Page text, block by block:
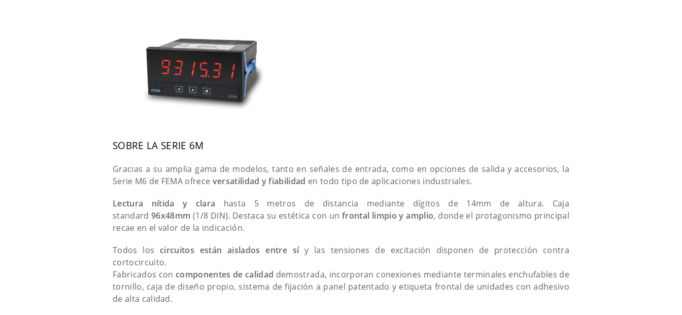
SOBRE LA SERIE 6M
Gracias a su amplia gama de modelos, tanto en señales de entrada, como en opciones de salida y accesorios, la
Serie M6 de FEMA ofrece versatilidad y fiabilidad en todo tipo de aplicaciones industriales.
Lectura nítida y clara hasta 5 metros de distancia mediante dígitos de 14mm de altura. Caja
standard96x48mm (1/8 DIN). Destaca su estética con unfrontal limpio y amplio, donde el protagonismo principal
recae en el valor de la indicación.
Todos loscircuitos están aislados entre síy las tensiones de excitación disponen de protección contra
cortocircuito.
Fabricados con componentes de calidad demostrada, incorporan conexiones mediante terminales enchufables de
tornillo, caja de diseño propio, sistema de fijación a panel patentado y etiqueta frontal de unidades con adhesivo
de alta calidad.